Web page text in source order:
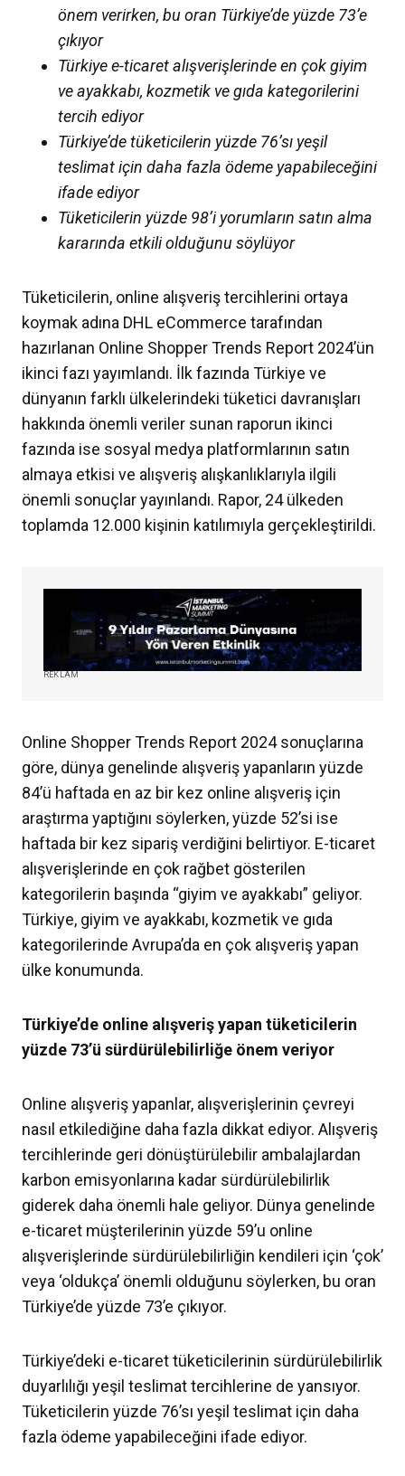
önem verirken, bu oran Türkiye’de yüzde 73’e
çıkıyor
Türkiye e-ticaret alışverişlerinde en çok giyim
ve ayakkabı, kozmetik ve gıda kategorilerini
tercih ediyor
Türkiye’de tüketicilerin yüzde 76’sı yeşil
teslimat için daha fazla ödeme yapabileceğini
ifade ediyor
Tüketicilerin yüzde 98’i yorumların satın alma
kararında etkili olduğunu söylüyor
Tüketicilerin, online alışveriş tercihlerini ortaya
koymak adına DHL eCommerce tarafından
hazırlanan Online Shopper Trends Report 2024’ün
ikinci fazı yayımlandı. İlk fazında Türkiye ve
dünyanın farklı ülkelerindeki tüketici davranışları
hakkında önemli veriler sunan raporun ikinci
fazında ise sosyal medya platformlarının satın
almaya etkisi ve alışveriş alışkanlıklarıyla ilgili
önemli sonuçlar yayınlandı. Rapor, 24 ülkeden
toplamda 12.000 kişinin katılımıyla gerçekleştirildi.
REKLAM
Online Shopper Trends Report 2024 sonuçlarına
göre, dünya genelinde alışveriş yapanların yüzde
84’ü haftada en az bir kez online alışveriş için
araştırma yaptığını söylerken, yüzde 52’si ise
haftada bir kez sipariş verdiğini belirtiyor. E-ticaret
alışverişlerinde en çok rağbet gösterilen
kategorilerin başında “giyim ve ayakkabı” geliyor.
Türkiye, giyim ve ayakkabı, kozmetik ve gıda
kategorilerinde Avrupa’da en çok alışveriş yapan
ülke konumunda.
Türkiye’de online alışveriş yapan tüketicilerin
yüzde 73’ü sürdürülebilirliğe önem veriyor
Online alışveriş yapanlar, alışverişlerinin çevreyi
nasıl etkilediğine daha fazla dikkat ediyor. Alışveriş
tercihlerinde geri dönüştürülebilir ambalajlardan
karbon emisyonlarına kadar sürdürülebilirlik
giderek daha önemli hale geliyor. Dünya genelinde
e-ticaret müşterilerinin yüzde 59’u online
alışverişlerinde sürdürülebilirliğin kendileri için ‘çok’
veya ‘oldukça’ önemli olduğunu söylerken, bu oran
Türkiye’de yüzde 73’e çıkıyor.
Türkiye’deki e-ticaret tüketicilerinin sürdürülebilirlik
duyarlılığı yeşil teslimat tercihlerine de yansıyor.
Tüketicilerin yüzde 76’sı yeşil teslimat için daha
fazla ödeme yapabileceğini ifade ediyor.